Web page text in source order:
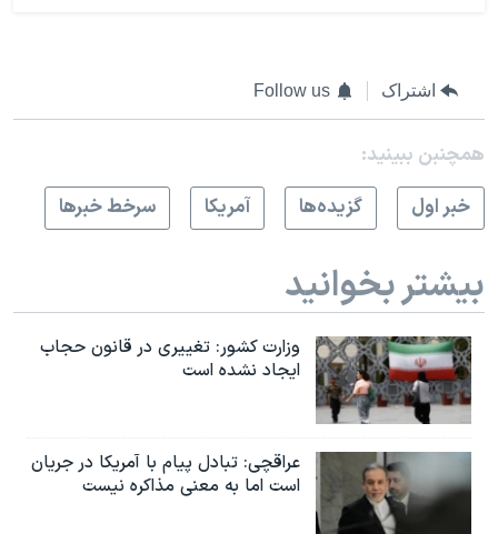
اشتراک Follow us
همچنبن ببینید:
خبر اول
گزيده‌ها آمريکا سرخط خبرها
بیشتر بخوانید
وزارت کشور: تغییری در قانون حجاب
ایجاد نشده است
عراقچی: تبادل پیام با آمریکا در جریان
است اما به معنی مذاکره نیست